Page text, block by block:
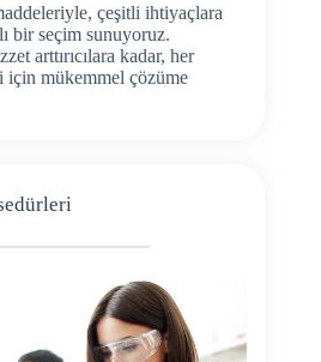
çeşitli ihtiyaçlara
bir seçim sunuyoruz.
arttırıcılara kadar, her
için mükemmel çözüme